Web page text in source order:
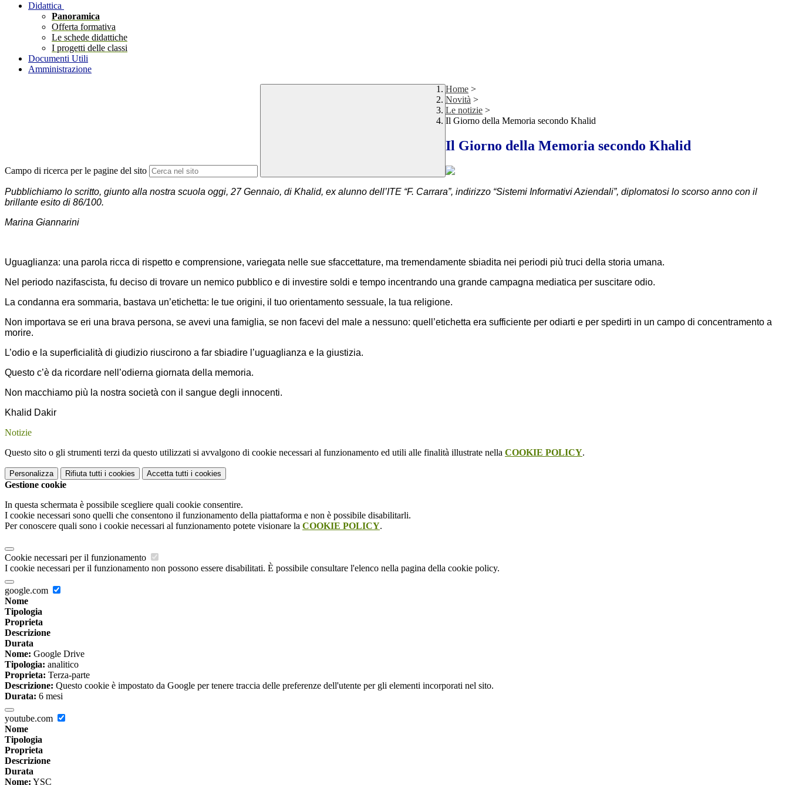
Didattica
Panoramica
Offerta formativa
Le schede didattiche
I progetti delle classi
Documenti Utili
Amministrazione
Campo di ricerca per le pagine del sito
Home >
Novità >
Le notizie >
Il Giorno della Memoria secondo Khalid
Il Giorno della Memoria secondo Khalid
Pubblichiamo lo scritto, giunto alla nostra scuola oggi, 27 Gennaio, di Khalid, ex alunno dell’ITE “F. Carrara”, indirizzo “Sistemi Informativi Aziendali”, diplomatosi lo scorso anno con il
brillante esito di 86/100.
Marina Giannarini
Uguaglianza: una parola ricca di rispetto e comprensione, variegata nelle sue sfaccettature, ma tremendamente sbiadita nei periodi più truci della storia umana.
Nel periodo nazifascista, fu deciso di trovare un nemico pubblico e di investire soldi e tempo incentrando una grande campagna mediatica per suscitare odio.
La condanna era sommaria, bastava un’etichetta: le tue origini, il tuo orientamento sessuale, la tua religione.
Non importava se eri una brava persona, se avevi una famiglia, se non facevi del male a nessuno: quell’etichetta era sufficiente per odiarti e per spedirti in un campo di concentramento a
morire.
L’odio e la superficialità di giudizio riuscirono a far sbiadire l’uguaglianza e la giustizia.
Questo c’è da ricordare nell’odierna giornata della memoria.
Non macchiamo più la nostra società con il sangue degli innocenti.
Khalid Dakir
Notizie
Questo sito o gli strumenti terzi da questo utilizzati si avvalgono di cookie necessari al funzionamento ed utili alle finalità illustrate nella COOKIE POLICY.
Personalizza Rifiuta tutti i cookies Accetta tutti i cookies
Gestione cookie
In questa schermata è possibile scegliere quali cookie consentire.
I cookie necessari sono quelli che consentono il funzionamento della piattaforma e non è possibile disabilitarli.
Per conoscere quali sono i cookie necessari al funzionamento potete visionare la COOKIE POLICY.
Cookie necessari per il funzionamento
I cookie necessari per il funzionamento non possono essere disabilitati. È possibile consultare l'elenco nella pagina della cookie policy.
google.com
Nome
Tipologia
Proprieta
Descrizione
Durata
Nome: Google Drive
Tipologia: analitico
Proprieta: Terza-parte
Descrizione: Questo cookie è impostato da Google per tenere traccia delle preferenze dell'utente per gli elementi incorporati nel sito.
Durata: 6 mesi
youtube.com
Nome
Tipologia
Proprieta
Descrizione
Durata
Nome: YSC